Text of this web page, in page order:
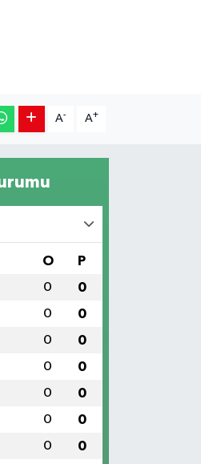
A- A+
O P
0 0
0 0
0 0
0 0
0 0
0 0
0 0